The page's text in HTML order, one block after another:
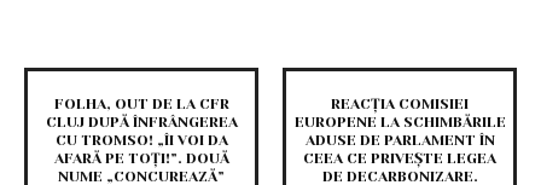
FOLHA, OUT DE LA CFR
CLUJ DUPĂ ÎNFRÂNGEREA
CU TROMSO! „ÎI VOI DA
AFARĂ PE TOȚI!”. DOUĂ
NUME „CONCUREAZĂ”
REACȚIA COMISIEI
EUROPENE LA SCHIMBĂRILE
ADUSE DE PARLAMENT ÎN
CEEA CE PRIVEȘTE LEGEA
DE DECARBONIZARE.